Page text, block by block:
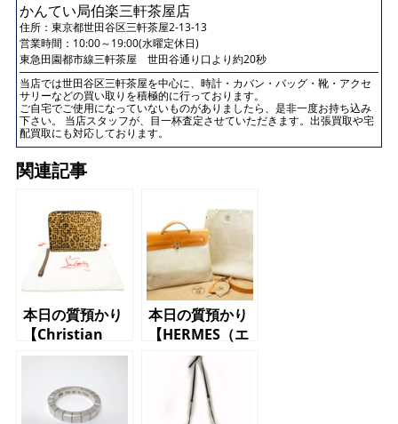
かんてい局伯楽三軒茶屋店
住所： 東京都世田谷区三軒茶屋2-13-13
営業時間：10:00～19:00(水曜定休日)
東急田園都市線三軒茶屋 世田谷通り口より約20秒
当店では世田谷区三軒茶屋を中心に、時計・カバン・バッグ・靴・アクセ
サリーなどの買い取りを積極的に行っております。
ご自宅でご使用になっていないものがありましたら、是非一度お持ち込み
下さい。 当店スタッフが、目一杯査定させていただきます。出張買取や宅
配買取にも対応しております。
関連記事
本日の質預かり
【Christian
Louboutin（ク
タン）クラッチ
バッグ ハラ
本日の質預かり
【HERMES（エ
ルメス）エール
バッグMM B